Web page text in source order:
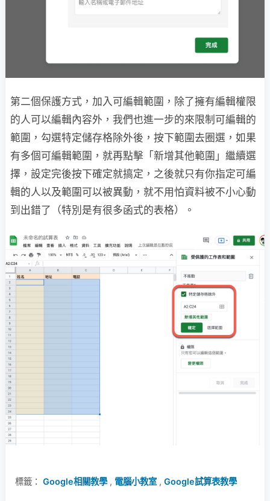
第二個保護方式，加入可編輯範圍，除了擁有編輯權限
的人可以編輯內容外，我們也進一步的來限制可編輯的
範圍，勾選特定儲存格除外後，按下範圍去圈選，如果
有多個可編輯範圍，就再點擊「新增其他範圍」繼續選
擇，設定完後按下確定就搞定，之後就只有你指定可編
輯的人以及範圍可以被異動，就不用怕資料被不小心動
到出錯了（特別是有很多函式的表格）。
標籤： Google相關教學, 電腦小教室 , Google試算表教學